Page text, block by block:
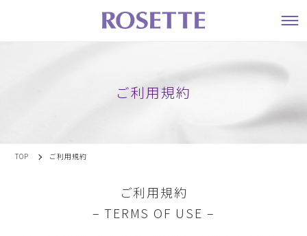
ご利用規約
TOP ご利用規約
ご利用規約
– TERMS OF USE –